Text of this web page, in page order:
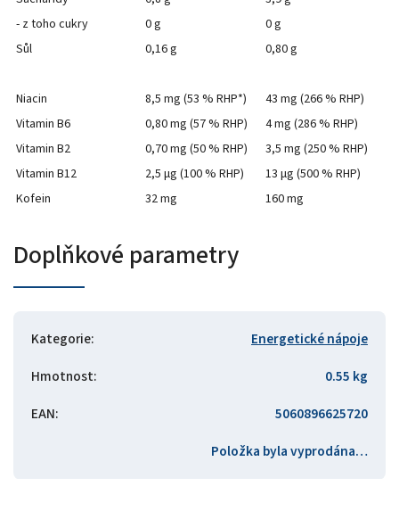
- z toho cukry
0 g
0 g
Sůl
0,16 g 0,80 g
Niacin 8,5 mg (53 % RHP*)
43 mg (266 % RHP)
Vitamin B6
0,80 mg (57 % RHP)
4 mg (286 % RHP)
Vitamin B2
0,70 mg (50 % RHP)
3,5 mg (250 % RHP)
Vitamin B12
2,5 μg (100 % RHP)
13 μg (500 % RHP)
Kofein
32 mg 160 mg
Doplňkové parametry
Kategorie:
Energetické nápoje
Hmotnost:
0.55 kg
EAN:
5060896625720
Položka byla vyprodána…